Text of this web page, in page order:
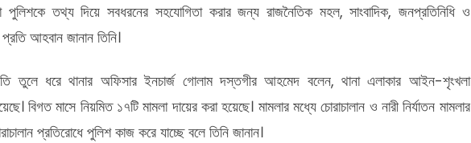
পুলিশকে তথ্য দিয়ে সবধরনের সহযোগিতা করার জন্য রাজনৈতিক মহল, সাংবাদিক, জনপ্রতিনিধি ও
আহবান জানান তিনি।
তুলে ধরে থানার অফিসার ইনচার্জ গোলাম দস্তগীর আহমেদ বলেন, থানা এলাকার আইন-শৃংখলা
বিগত মাসে নিয়মিত ১৭টি মামলা দায়ের করা হয়েছে। মামলার মধ্যে চোরাচালান ও নারী নির্যাতন মামলার
প্রতিরোধে পুলিশ কাজ করে যাচ্ছে বলে তিনি জানান।